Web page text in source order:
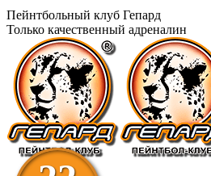
Пейнтбольный клуб Гепард
Только качественный адреналин